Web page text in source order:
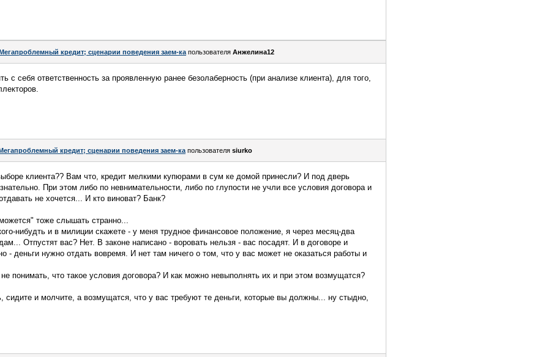
кредит; сценарии поведения заем-ка пользователя Анжелина12
с себя ответственность за проявленную ранее безолаберность (при анализе клиента), для того,
кредит; сценарии поведения заем-ка пользователя siurko
клиента?? Вам что, кредит мелкими купюрами в сум ке домой принесли? И под дверь
При этом либо по невнимательности, либо по глупости не учли все условия договора и
не хочется... И кто виноват? Банк?
тоже слышать странно...
нибудть и в милиции скажете - у меня трудное финансовое положение, я через месяц-два
Отпустят вас? Нет. В законе написано - воровать нельзя - вас посадят. И в договоре и
- деньги нужно отдать вовремя. И нет там ничего о том, что у вас может не оказаться работы и
понимать, что такое условия договора? И как можно невыполнять их и при этом возмущатся?
сидите и молчите, а возмущатся, что у вас требуют те деньги, которые вы должны... ну стыдно,